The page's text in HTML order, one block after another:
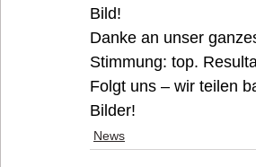
Bild!
Danke an unser
Stimmung: top.
Folgt uns – wir teilen
Bilder!
News